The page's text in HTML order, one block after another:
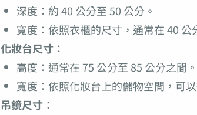
深度：約 40 公分至 50 公分。
寬度：依照衣櫃的尺寸，通常在 40 公
化妝台尺寸 ：
高度：通常在 75 公分至 85 公分之間。
寬度：依照化妝台上的儲物空間，可
吊鏡尺寸 ：